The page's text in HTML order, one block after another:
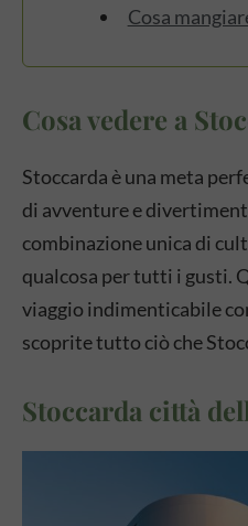
Cosa
Cosa vedere a
Stoccarda è una meta
di avventure e
combinazione unica di
qualcosa per tutti i gusti.
viaggio indimenticabile
scoprite tutto ciò che
Stoccarda città